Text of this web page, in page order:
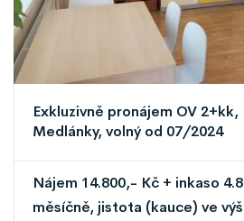
Exkluzivně pronájem OV
Medlánky, volný od 07/2024
Nájem 14.800,- Kč + inkaso
měsíčně, jistota (kauce) ve